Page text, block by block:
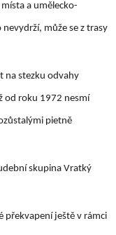
a umělecko-
může se z trasy
na stezku odvahy
od roku 1972 nesmí
pietně
skupina Vratký
překvapení ještě v rámci